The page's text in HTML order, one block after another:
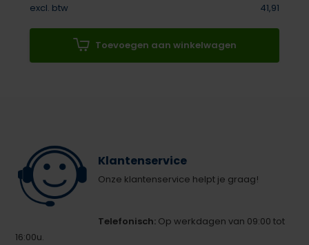
excl. btw 41,91
Toevoegen aan winkelwagen
Klantenservice
Onze klantenservice helpt je graag!
Telefonisch: Op werkdagen van 09:00 tot
16:00u.